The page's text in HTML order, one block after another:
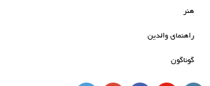
کودک
هنر
راهنمای والدین
گوناگون